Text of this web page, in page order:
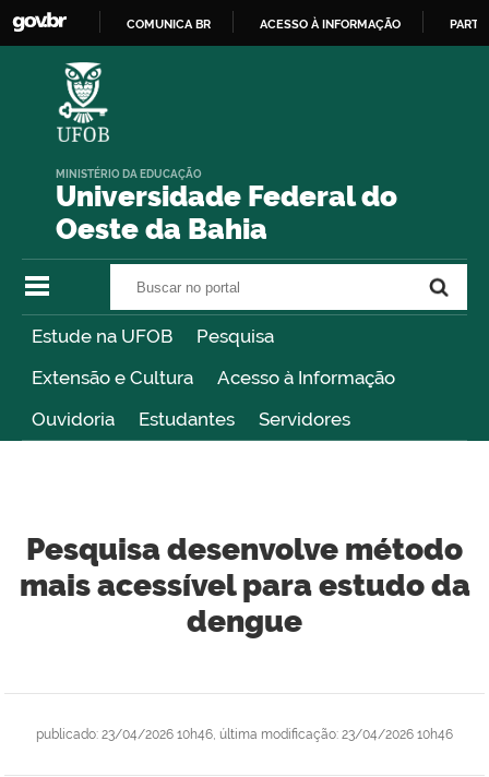
COMUNICA BR ACESSO À INFORMAÇÃO
Universidade Federal do
Oeste da Bahia
MINISTÉRIO DA EDUCAÇÃO
Estude na UFOB
Pesquisa
Extensão e Cultura
Acesso à Informação
Ouvidoria
Estudantes Servidores
Pesquisa desenvolve método
mais acessível para estudo da
dengue
publicado: 23/04/2026 10h46 última modificação: 23/04/2026 10h46